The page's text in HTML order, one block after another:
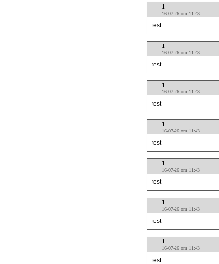
1
16-07-26 om 11:43
test
1
16-07-26 om 11:43
test
1
16-07-26 om 11:43
test
1
16-07-26 om 11:43
test
1
16-07-26 om 11:43
test
1
16-07-26 om 11:43
test
1
16-07-26 om 11:43
test